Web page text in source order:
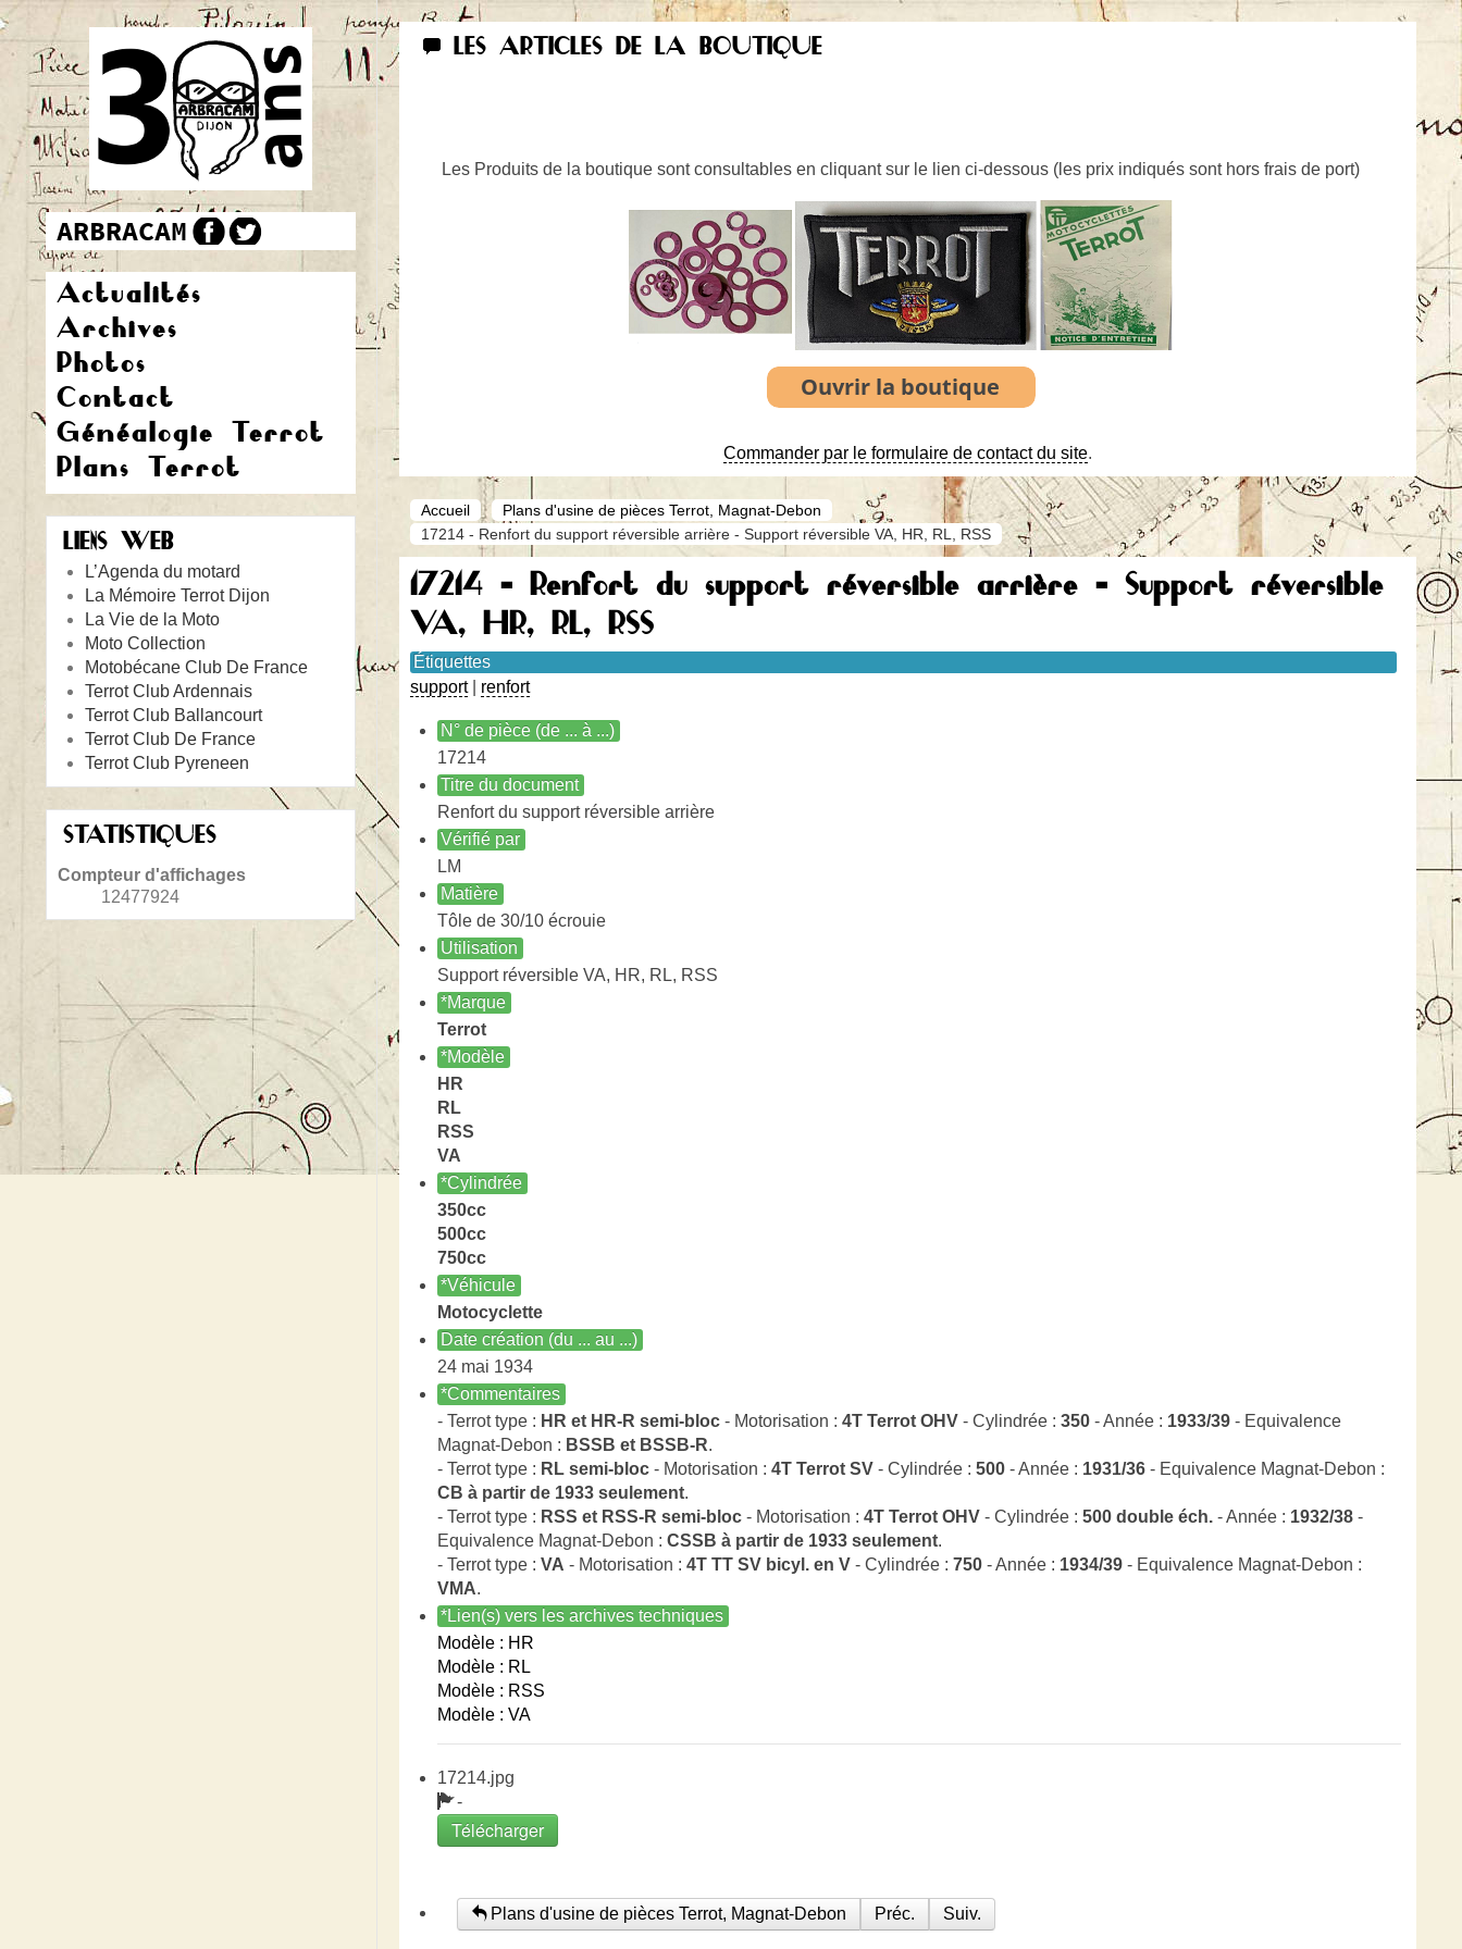
Actualités
Archives
Photos
Contact
Généalogie Terrot
Plans Terrot
LIENS WEB
L’Agenda du motard
La Mémoire Terrot Dijon
La Vie de la Moto
Moto Collection
Motobécane Club De France
Terrot Club Ardennais
Terrot Club Ballancourt
Terrot Club De France
Terrot Club Pyreneen
STATISTIQUES
Compteur d'affichages
12477924
LES ARTICLES DE LA BOUTIQUE
Les Produits de la boutique sont consultables en cliquant sur le lien ci-dessous ( les prix indiqués sont hors frais de port)
Commander par le formulaire de contact du site.
Accueil
Plans d'usine de pièces Terrot, Magnat-Debon
17214 - Renfort du support réversible arrière - Support réversible VA, HR, RL, RSS
17214 - Renfort du support réversible arrière - Support réversible
VA, HR, RL, RSS
Étiquettes
support| renfort
N° de pièce (de ... à ...)
17214
Titre du document
Renfort du support réversible arrière
Vérifié par
LM
Matière
Tôle de 30/10 écrouie
Utilisation
Support réversible VA, HR, RL, RSS
*Marque
Terrot
*Modèle
HR
RL
RSS
VA
*Cylindrée
350cc
500cc
750cc
*Véhicule
Motocyclette
Date création (du ... au ...)
24 mai 1934
*Commentaires
- Terrot type : HR et HR-R semi-bloc - Motorisation : 4T Terrot OHV - Cylindrée : 350 - Année : 1933/39 - Equivalence
Magnat-Debon : BSSB et BSSB-R.
- Terrot type : RL semi-bloc - Motorisation : 4T Terrot SV - Cylindrée : 500 - Année : 1931/36 - Equivalence Magnat-Debon :
CB à partir de 1933 seulement.
- Terrot type : RSS et RSS-R semi-bloc - Motorisation : 4T Terrot OHV - Cylindrée : 500 double éch. - Année : 1932/38 -
Equivalence Magnat-Debon : CSSB à partir de 1933 seulement.
- Terrot type : VA - Motorisation : 4T TT SV bicyl. en V - Cylindrée : 750 - Année : 1934/39 - Equivalence Magnat-Debon :
VMA.
*Lien(s) vers les archives techniques
Modèle : HR
Modèle : RL
Modèle : RSS
Modèle : VA
17214.jpg
-
Télécharger
Plans d'usine de pièces Terrot, Magnat-Debon Préc. Suiv.